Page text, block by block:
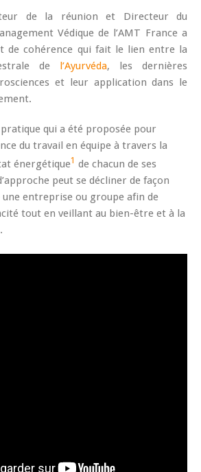
de la réunion et Directeur du
Védique de l’AMT France a
de cohérence qui fait le lien entre la
de l’Ayurvéda, les dernières
et leur application dans le
pratique qui a été proposée pour
du travail en équipe à travers la
énergétique1 de chacun de ses
peut se décliner de façon
entreprise ou groupe afin de
tout en veillant au bien-être et à la